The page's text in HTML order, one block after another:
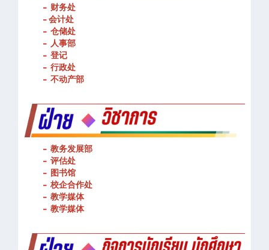
- 财务处
-会计处
- 仓储处
- 人事部
- 登记
- 行政处
- 不动产部
- 教务发展部
- 评估处
- 图书馆
- 校企合作处
- 教学媒体
- 教学媒体